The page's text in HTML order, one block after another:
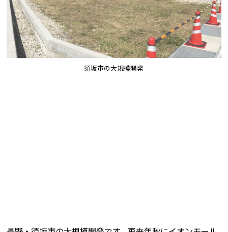
須坂市の大規模開発